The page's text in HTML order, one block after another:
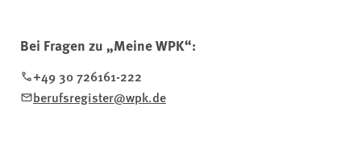
Bei Fragen zu „Meine WPK“:
+49 30 726161-222
berufsregister@wpk.de